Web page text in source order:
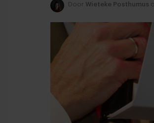
Door Wieteke Posthumus